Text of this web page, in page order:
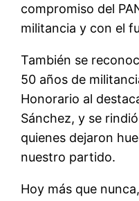
compromiso del
militancia y con el
También se
50 años de
Honorario al
Sánchez, y se
quienes dejaron
nuestro partido.
Hoy más que